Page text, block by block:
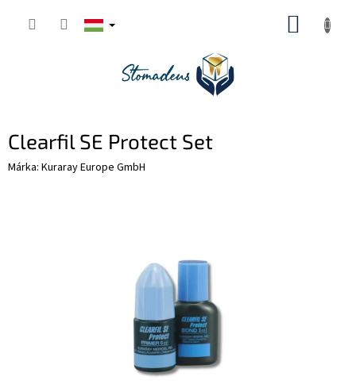
KOSÁR
Clearfil SE Protect Set
Márka: Kuraray Europe GmbH